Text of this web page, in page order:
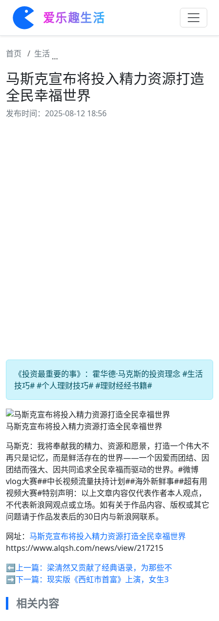
爱乐趣生活
首页 生活
马斯克宣布将投入精力资源打造
全民幸福世界
发布时间：2025-08-12 18:56
《投资最重要的事》：霍华德·马克斯的投资理念 #生活
技巧# #个人理财技巧# #理财经经书籍#
马斯克宣布将投入精力资源打造全民幸福世界
马斯克：我将奉献我的精力、资源和愿景，打造一个伟大不
再只是记忆，而是鲜活存在的世界——一个因爱而团结、因
团结而强大、因共同追求全民幸福而驱动的世界。#微博
vlog大赛##中长视频流量扶持计划##海外新鲜事##超有用
视频大赛#特别声明：以上文章内容仅代表作者本人观点，
不代表新浪网观点或立场。如有关于作品内容、版权或其它
问题请于作品发表后的30日内与新浪网联系。
网址： 马斯克宣布将投入精力资源打造全民幸福世界
https://www.alqsh.com/news/view/217215
⬅️上一篇： 梁清然又贡献了经典语录，为那些不
➡️下一篇： 现实版《西虹市首富》上演，女生3
相关内容